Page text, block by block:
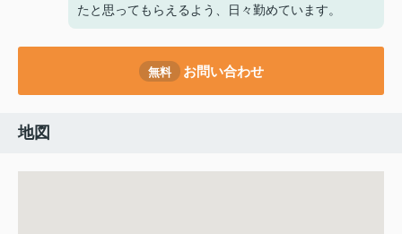
たと思ってもらえるよう、日々勤めています。
無料 お問い合わせ
地図